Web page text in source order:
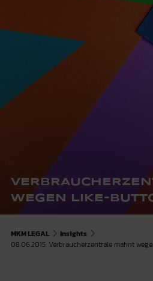
WEGEN LIKE-
MKM LEGAL
Insights
08.06.2015: Verbraucherzentrale mahnt